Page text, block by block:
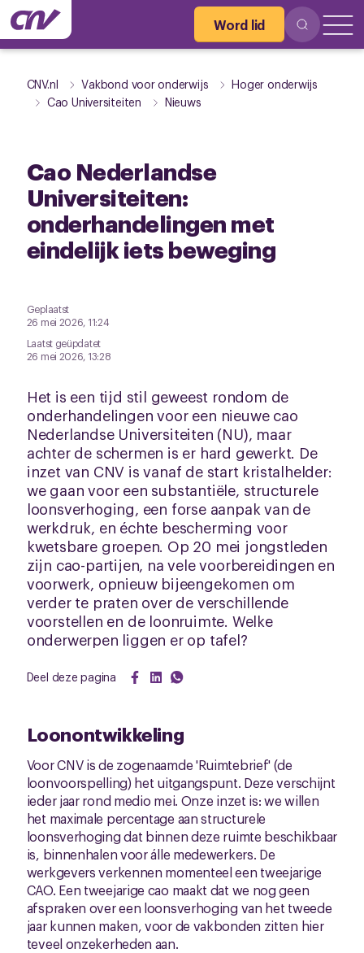
Word lid
CNV.nl Vakbond voor onderwijs
Hoger onderwijs
Cao Universiteiten
Nieuws
Cao Nederlandse
Universiteiten:
onderhandelingen met
eindelijk iets beweging
Geplaatst
26 mei 2026, 11:24
Laatst geüpdatet
26 mei 2026, 13:28
Het is een tijd stil geweest rondom de
onderhandelingen voor een nieuwe cao
Nederlandse Universiteiten (NU), maar
achter de schermen is er hard gewerkt. De
inzet van CNV is vanaf de start kristalhelder:
we gaan voor een substantiële, structurele
loonsverhoging, een forse aanpak van de
werkdruk, en échte bescherming voor
kwetsbare groepen. Op 20 mei jongstleden
zijn cao-partijen, na vele voorbereidingen en
voorwerk, opnieuw bijeengekomen om
verder te praten over de verschillende
voorstellen en de loonruimte. Welke
onderwerpen liggen er op tafel?
Deel deze pagina
Loonontwikkeling
Voor CNV is de zogenaamde 'Ruimtebrief' (de
loonvoorspelling) het uitgangspunt. Deze verschijnt
ieder jaar rond medio mei. Onze inzet is: we willen
het maximale percentage aan structurele
loonsverhoging dat binnen deze ruimte beschikbaar
is, binnenhalen voor álle medewerkers. De
werkgevers verkennen momenteel een tweejarige
CAO. Een tweejarige cao maakt dat we nog geen
afspraken over een loonsverhoging van het tweede
jaar kunnen maken, voor de vakbonden zitten hier
teveel onzekerheden aan.